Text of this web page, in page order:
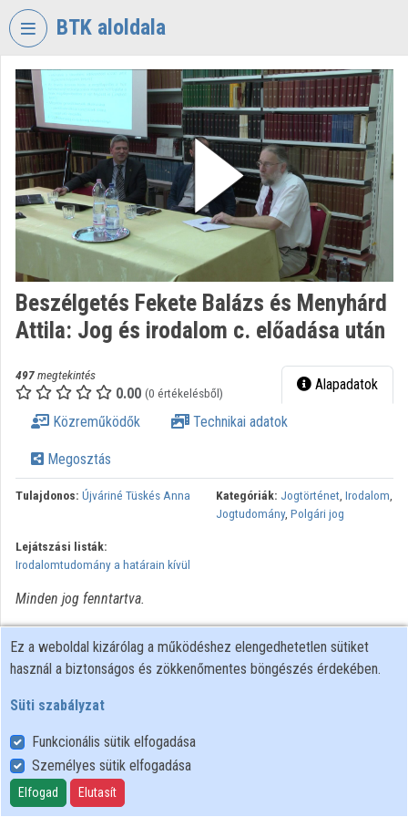
Fejléc kihagyása
BTK aloldala
BÖLCSÉSZETTUDOMÁNYI
KUTATÓKÖZPONT
Intézményi kezdőlap
Bejelentkezés
Intézményi felfedezés
Kategóriák
Intézményi listák
Intézmények
Közreműködők
Beszélgetés Fekete Balázs és Menyhárd
Attila: Jog és irodalom c. előadása után
497megtekintés
0.00 (0 értékelésből) Alapadatok
Közreműködők Technikai adatok
Megosztás
Tulajdonos: Újváriné Tüskés Anna Kategóriák: Jogtörténet, Irodalom,
Jogtudomány, Polgári jog
Lejátszási listák:
Irodalomtudomány a határain kívül
Minden jog fenntartva.
Felhasználói szabályzat
Adatkezelési tájékoztató
Süti szabályzat
Ez a weboldal kizárólag a működéshez elengedhetetlen sütiket
használ a biztonságos és zökkenőmentes böngészés érdekében.
Süti szabályzat
Funkcionális sütik elfogadása
Személyes sütik elfogadása
Elfogad Elutasít